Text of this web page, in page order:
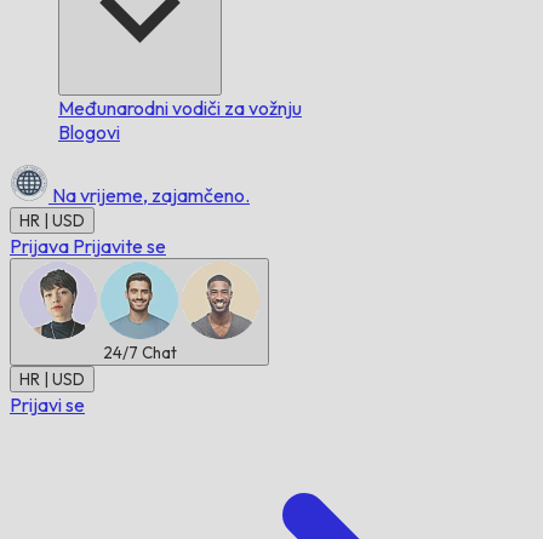
Međunarodni vodiči za vožnju
Blogovi
Na vrijeme, zajamčeno.
HR | USD
Prijava Prijavite se
24/7 Chat
HR | USD
Prijavi se